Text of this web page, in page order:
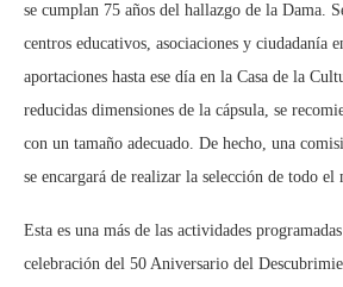
se cumplan 75 años del hallazgo de la Dama.
centros educativos, asociaciones y ciudadanía
aportaciones hasta ese día en la Casa de la
reducidas dimensiones de la cápsula, se
con un tamaño adecuado. De hecho, una
se encargará de realizar la selección de todo
Esta es una más de las actividades
celebración del 50 Aniversario del